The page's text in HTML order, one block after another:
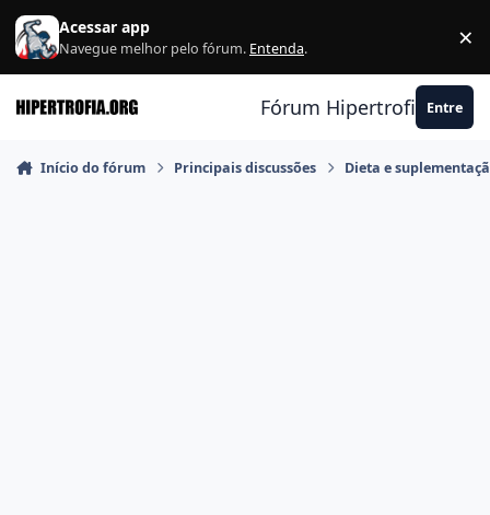
Ir para conteúdo
Acessar app
Navegue melhor pelo fórum. Entenda. ×
Fórum Hipertrofia.org
Entre
Início do fórum Principais discussões Dieta e